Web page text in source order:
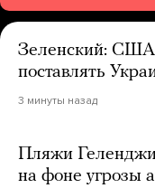
Зеленский: США
поставлять
3 минуты назад
Пляжи
на фоне угрозы